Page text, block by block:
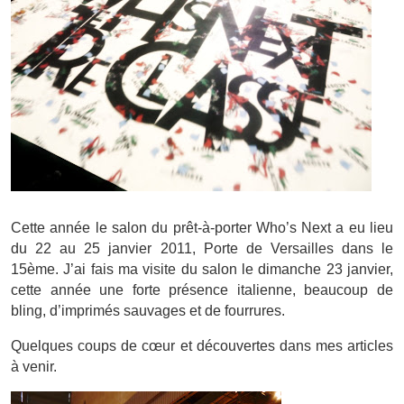
Cette année le salon du prêt-à-porter Who’s Next a eu lieu
du 22 au 25 janvier 2011, Porte de Versailles dans le
15ème. J’ai fais ma visite du salon le dimanche 23 janvier,
cette année une forte présence italienne, beaucoup de
bling, d’imprimés sauvages et de fourrures.
Quelques coups de cœur et découvertes dans mes articles
à venir.